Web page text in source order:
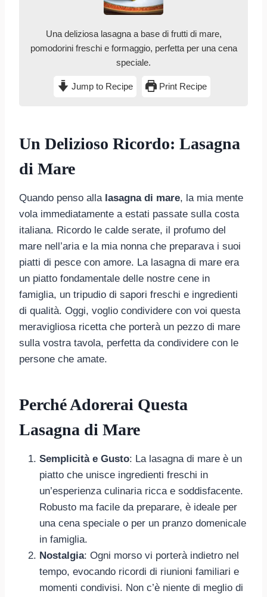
Una deliziosa lasagna a base di frutti di mare,
pomodorini freschi e formaggio, perfetta per una cena
speciale.
Jump to Recipe Print Recipe
Un Delizioso Ricordo: Lasagna
di Mare
Quando penso alla lasagna di mare, la mia mente
vola immediatamente a estati passate sulla costa
italiana. Ricordo le calde serate, il profumo del
mare nell’aria e la mia nonna che preparava i suoi
piatti di pesce con amore. La lasagna di mare era
un piatto fondamentale delle nostre cene in
famiglia, un tripudio di sapori freschi e ingredienti
di qualità. Oggi, voglio condividere con voi questa
meravigliosa ricetta che porterà un pezzo di mare
sulla vostra tavola, perfetta da condividere con le
persone che amate.
Perché Adorerai Questa
Lasagna di Mare
Semplicità e Gusto: La lasagna di mare è un
piatto che unisce ingredienti freschi in
un’esperienza culinaria ricca e soddisfacente.
Robusto ma facile da preparare, è ideale per
una cena speciale o per un pranzo domenicale
in famiglia.
Nostalgia: Ogni morso vi porterà indietro nel
tempo, evocando ricordi di riunioni familiari e
momenti condivisi. Non c’è niente di meglio di